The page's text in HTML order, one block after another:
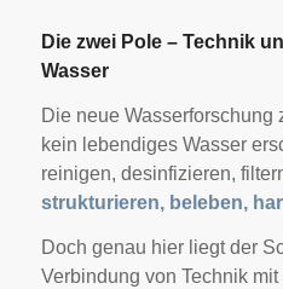
Die zwei Pole – Technik
Wasser
Die neue Wasserforschung
kein lebendiges Wasser
reinigen, desinfizieren,
strukturieren, beleben,
Doch genau hier liegt der
Verbindung von Technik